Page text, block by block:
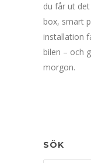
du får ut
box, smart
installation
bilen – och
morgon.
SÖK